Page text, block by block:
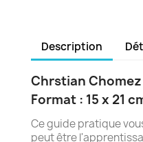
Description
Chrstian
Format : 15 x 21
Ce guide pratique
peut être